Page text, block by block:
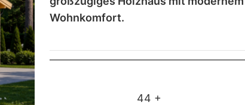
Wohnkomfort.
44 +